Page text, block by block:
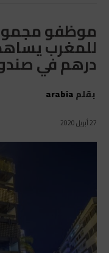
موظفو
درهم في
بقلمarabia
27 أبريل 2020